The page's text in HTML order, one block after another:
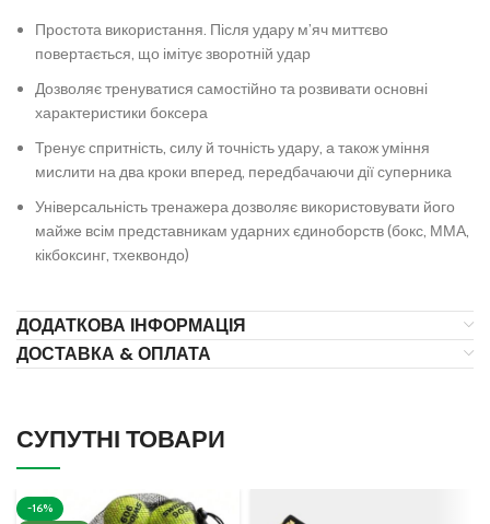
Простота використання. Після удару мʼяч миттєво
повертається, що імітує зворотній удар
Дозволяє тренуватися самостійно та розвивати основні
характеристики боксера
Тренує спритність, силу й точність удару, а також уміння
мислити на два кроки вперед, передбачаючи дії суперника
Універсальність тренажера дозволяє використовувати його
майже всім представникам ударних єдиноборств (бокс, ММА,
кікбоксинг, тхеквондо)
ДОДАТКОВА ІНФОРМАЦІЯ
ДОСТАВКА & ОПЛАТА
СУПУТНІ ТОВАРИ
-16%